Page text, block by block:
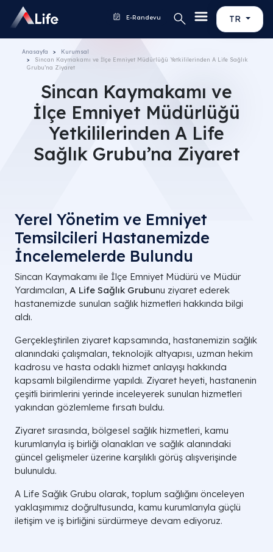
TR
E-Randevu
Anasayfa
Kurumsal
Sincan Kaymakamı ve İlçe Emniyet Müdürlüğü Yetkililerinden A Life Sağlık
Grubu’na Ziyaret
Sincan Kaymakamı ve
İlçe Emniyet Müdürlüğü
Yetkililerinden A Life
Sağlık Grubu’na Ziyaret
Yerel Yönetim ve Emniyet
Temsilcileri Hastanemizde
İncelemelerde Bulundu
Sincan Kaymakamı ile İlçe Emniyet Müdürü ve Müdür
Yardımcıları, A Life Sağlık Grubunu ziyaret ederek
hastanemizde sunulan sağlık hizmetleri hakkında bilgi
aldı.
Gerçekleştirilen ziyaret kapsamında, hastanemizin sağlık
alanındaki çalışmaları, teknolojik altyapısı, uzman hekim
kadrosu ve hasta odaklı hizmet anlayışı hakkında
kapsamlı bilgilendirme yapıldı. Ziyaret heyeti, hastanenin
çeşitli birimlerini yerinde inceleyerek sunulan hizmetleri
yakından gözlemleme fırsatı buldu.
Ziyaret sırasında, bölgesel sağlık hizmetleri, kamu
kurumlarıyla iş birliği olanakları ve sağlık alanındaki
güncel gelişmeler üzerine karşılıklı görüş alışverişinde
bulunuldu.
A Life Sağlık Grubu olarak, toplum sağlığını önceleyen
yaklaşımımız doğrultusunda, kamu kurumlarıyla güçlü
iletişim ve iş birliğini sürdürmeye devam ediyoruz.